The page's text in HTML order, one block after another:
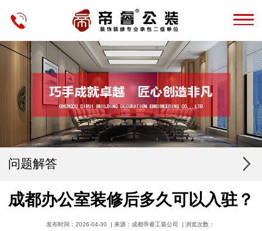
问题解答
成都办公室装修后多久可以入驻？
发布时间：2026-04-30 | 来源：成都帝睿工装公司 | 浏览次数：